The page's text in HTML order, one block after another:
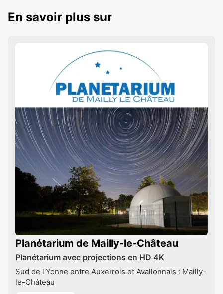
En savoir plus sur
Planétarium de Mailly-le-Château
Planétarium avec projections en HD 4K
Sud de l'Yonne entre Auxerrois et Avallonnais : Mailly-
le-Château